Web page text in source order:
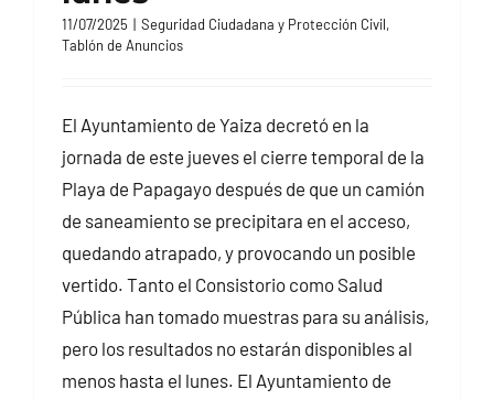
11/07/2025 | Seguridad Ciudadana y Protección Civil,
Tablón de Anuncios
El Ayuntamiento de Yaiza decretó en la
jornada de este jueves el cierre temporal de la
Playa de Papagayo después de que un camión
de saneamiento se precipitara en el acceso,
quedando atrapado, y provocando un posible
vertido. Tanto el Consistorio como Salud
Pública han tomado muestras para su análisis,
pero los resultados no estarán disponibles al
menos hasta el lunes. El Ayuntamiento de